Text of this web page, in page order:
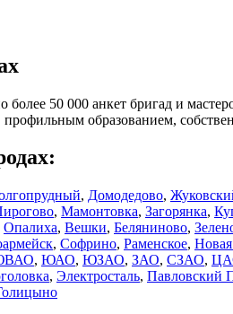
более 50 000 анкет бригад и
профильным образованием,
, Домодедово,
, Мамонтовка, Загорянка,
Опалиха, Вешки, Беляниново,
, Софрино, Раменское,
, ЮАО, ЮЗАО, ЗАО, СЗАО,
, Электросталь, Павловский